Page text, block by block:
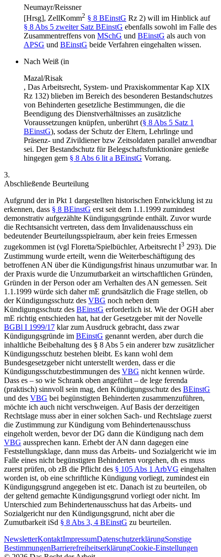
Neumayr/Reissner
[Hrsg], ZellKomm2 § 8 BEinstG Rz 2) will im Hinblick auf
§ 8 Abs 5 zweiter Satz BEinstG ebenfalls sowohl im Falle des
Zusammentreffens von MSchG und BEinstG als auch von
APSG und BEinstG beide Verfahren eingehalten wissen.
Nach Weiß (in
Mazal/Risak
, Das Arbeitsrecht, System- und Praxiskommentar Kap XIX
Rz 132) blieben im Bereich des besonderen Bestandschutzes
von Behinderten gesetzliche Bestimmungen, die die
Beendigung des Dienstverhältnisses an zusätzliche
Voraussetzungen knüpfen, unberührt (§ 8 Abs 5 Satz 1
BEinstG), sodass der Schutz der Eltern, Lehrlinge und
Präsenz- und Zivildiener bzw Zeitsoldaten parallel anwendbar
sei. Der Bestandschutz für Belegschaftsfunktionäre genieße
hingegen gem § 8 Abs 6 lit a BEinstG Vorrang.
3.
Abschließende Beurteilung
Aufgrund der in Pkt 1 dargestellten historischen Entwicklung ist zu
erkennen, dass § 8 BEinstG erst seit dem 1.1.1999 zumindest
demonstrativ aufgezählte Kündigungsgründe enthält. Zuvor wurde
die Rechtsansicht vertreten, dass dem Invalidenausschuss ein
bedeutender Beurteilungsspielraum, aber kein freies Ermessen
zugekommen ist (vgl Floretta/Spielbüchler, Arbeitsrecht I3 293). Die
Zustimmung wurde erteilt, wenn die Weiterbeschäftigung des
betroffenen AN über die Kündigungsfrist hinaus unzumutbar war. In
der Praxis wurde die Unzumutbarkeit an wirtschaftlichen Gründen,
Gründen in der Person oder am Verhalten des AN gemessen. Seit
1.1.1999 würde sich daher mE grundsätzlich die Frage stellen, ob
der Kündigungsschutz des VBG noch neben dem
Kündigungsschutz des BEinstG erforderlich ist. Wie der OGH aber
mE richtig entschieden hat, hat der Gesetzgeber mit der Novelle
BGBl I 1999/17 klar zum Ausdruck gebracht, dass zwar
Kündigungsgründe im BEinstG genannt werden, aber durch die
inhaltliche Beibehaltung des § 8 Abs 5 ein anderer bzw zusätzlicher
Kündigungsschutz bestehen bleibt. Es kann wohl dem
Bundesgesetzgeber nicht unterstellt werden, dass er die
Kündigungsschutzbestimmungen des VBG nicht kennen würde.
Dass es – so wie Schrank oben angeführt – de lege ferenda
(praktisch) sinnvoll sein mag, den Kündigungsschutz des BEinstG
und des VBG bei begünstigten Behinderten zusammenzuführen,
möchte ich auch nicht verschweigen. Auf Basis der derzeitigen
Rechtslage muss aber in einer solchen Sach- und Rechtslage zuerst
die Zustimmung zur Kündigung vom Behindertenausschuss
eingeholt werden, bevor der DG dann die Kündigung nach dem
VBG aussprechen kann. Erhebt der AN dann dagegen eine
Feststellungsklage, dann muss das Arbeits- und Sozialgericht wie im
Falle eines nicht begünstigten Behinderten vorgehen, dh es muss
zuerst prüfen, ob zB die Pflicht des § 105 Abs 1 ArbVG eingehalten
worden ist, ob eine schriftliche Kündigung vorliegt, zumindest ein
Kündigungsgrund angegeben ist etc. Danach ist zu beurteilen, ob
der geltend gemachte Kündigungsgrund vorliegt oder nicht. Im
Unterschied zum Behindertenausschuss hat das Arbeits- und
Sozialgericht nur den Kündigungsgrund, nicht aber die
Zumutbarkeit iSd § 8 Abs 3, 4 BEinstG zu beurteilen.
NewsletterKontaktImpressumDatenschutzerklärungSonstige
BestimmungenBarrierefreiheitserklärungCookie-Einstellungen